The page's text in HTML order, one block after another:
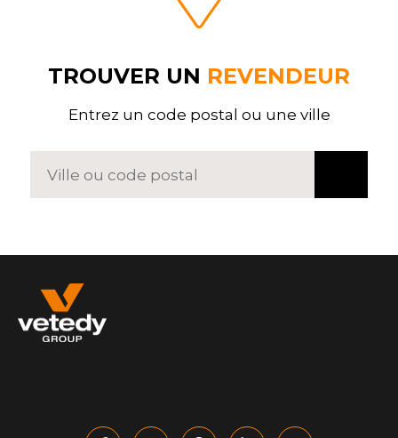
TROUVER UN REVENDEUR
Entrez un code postal ou une ville